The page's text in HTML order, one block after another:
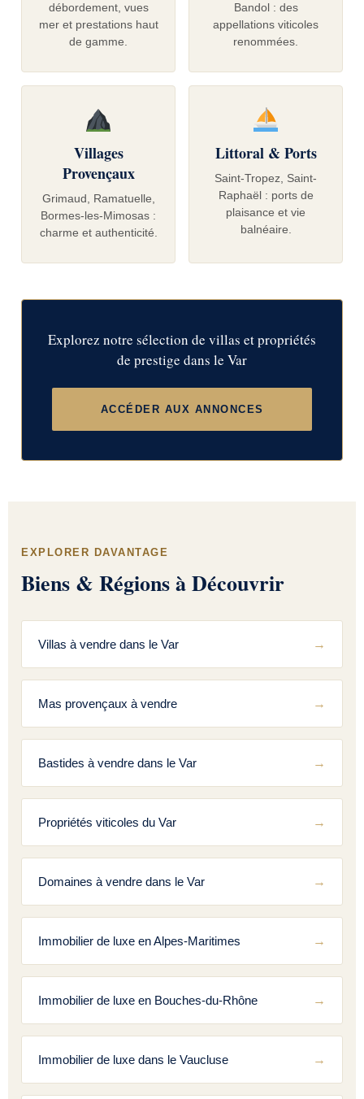
débordement, vues
mer et prestations haut
de gamme.
Bandol : des
appellations viticoles
renommées.
Villages
Provençaux
Grimaud, Ramatuelle,
Bormes-les-Mimosas :
charme et authenticité.
Littoral & Ports
Saint-Tropez, Saint-
Raphaël : ports de
plaisance et vie
balnéaire.
Explorez notre sélection de villas et propriétés
de prestige dans le Var
ACCÉDER AUX ANNONCES
EXPLORER DAVANTAGE
Biens & Régions à Découvrir
Villas à vendre dans le Var
Mas provençaux à vendre
Bastides à vendre dans le Var
Propriétés viticoles du Var
Domaines à vendre dans le Var
Immobilier de luxe en Alpes-Maritimes
Immobilier de luxe en Bouches-du-Rhône
Immobilier de luxe dans le Vaucluse